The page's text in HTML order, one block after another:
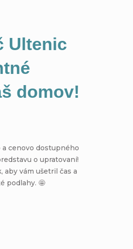
Ultenic
domov!
a cenovo dostupného
o upratovaní!
vám ušetril čas a
podlahy. 🤩